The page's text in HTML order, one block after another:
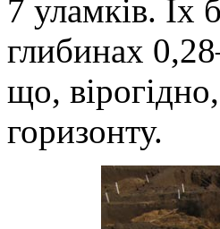
7 уламків. Їх
глибинах
що,
горизонту.